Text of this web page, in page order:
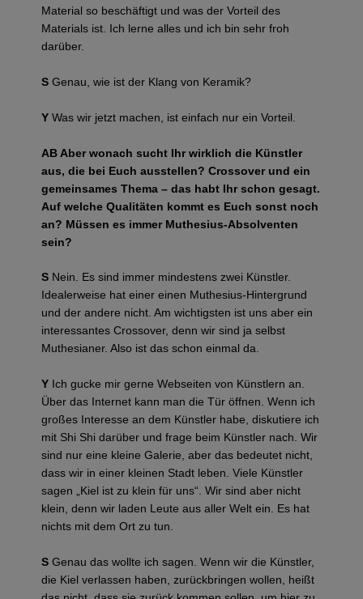
Material so beschäftigt und was der Vorteil des
Materials ist. Ich lerne alles und ich bin sehr froh
darüber.
S Genau, wie ist der Klang von Keramik?
Y Was wir jetzt machen, ist einfach nur ein Vorteil.
AB Aber wonach sucht Ihr wirklich die Künstler
aus, die bei Euch ausstellen? Crossover und ein
gemeinsames Thema – das habt Ihr schon gesagt.
Auf welche Qualitäten kommt es Euch sonst noch
an? Müssen es immer Muthesius-Absolventen
sein?
S Nein. Es sind immer mindestens zwei Künstler.
Idealerweise hat einer einen Muthesius-Hintergrund
und der andere nicht. Am wichtigsten ist uns aber ein
interessantes Crossover, denn wir sind ja selbst
Muthesianer. Also ist das schon einmal da.
Y Ich gucke mir gerne Webseiten von Künstlern an.
Über das Internet kann man die Tür öffnen. Wenn ich
großes Interesse an dem Künstler habe, diskutiere ich
mit Shi Shi darüber und frage beim Künstler nach. Wir
sind nur eine kleine Galerie, aber das bedeutet nicht,
dass wir in einer kleinen Stadt leben. Viele Künstler
sagen „Kiel ist zu klein für uns“. Wir sind aber nicht
klein, denn wir laden Leute aus aller Welt ein. Es hat
nichts mit dem Ort zu tun.
S Genau das wollte ich sagen. Wenn wir die Künstler,
die Kiel verlassen haben, zurückbringen wollen, heißt